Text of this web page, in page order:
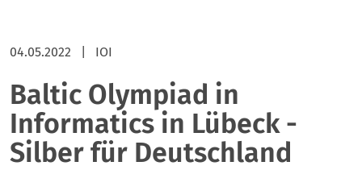
04.05.2022 IOI
Baltic Olympiad in
Informatics in Lübeck -
Silber für Deutschland